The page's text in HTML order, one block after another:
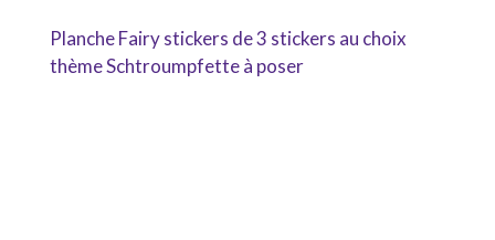
Planche Fairy stickers de 3 stickers au choix
thème Schtroumpfette à poser